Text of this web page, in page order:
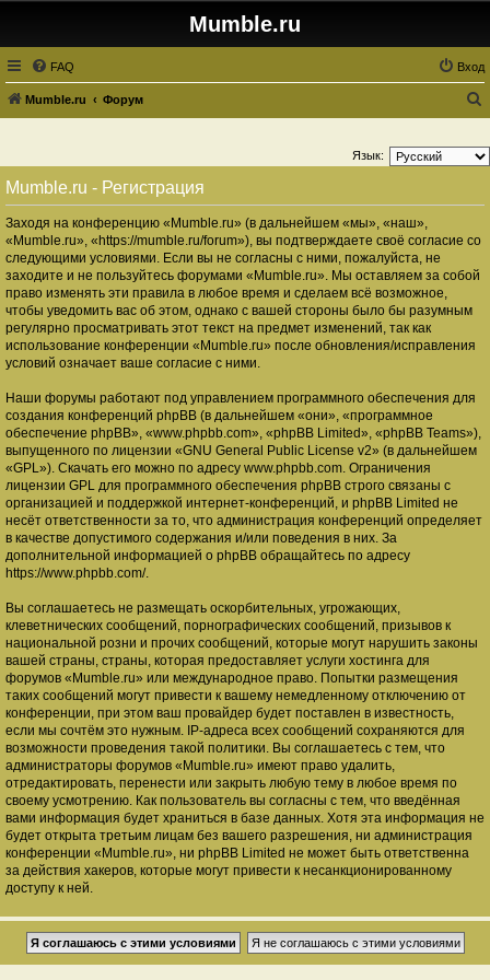
Mumble.ru
FAQ Вход
Mumble.ru Форум
и
к
Язык:
Mumble.ru - Регистрация
Заходя на конференцию «Mumble.ru» (в дальнейшем «мы», «наш»,
«Mumble.ru», «https://mumble.ru/forum»), вы подтверждаете своё согласие со
следующими условиями. Если вы не согласны с ними, пожалуйста, не
заходите и не пользуйтесь форумами «Mumble.ru». Мы оставляем за собой
право изменять эти правила в любое время и сделаем всё возможное,
чтобы уведомить вас об этом, однако с вашей стороны было бы разумным
регулярно просматривать этот текст на предмет изменений, так как
использование конференции «Mumble.ru» после обновления/исправления
условий означает ваше согласие с ними.
Наши форумы работают под управлением программного обеспечения для
создания конференций phpBB (в дальнейшем «они», «программное
обеспечение phpBB», «www.phpbb.com», «phpBB Limited», «phpBB Teams»),
выпущенного по лицензии «GNU General Public License v2» (в дальнейшем
«GPL»). Скачать его можно по адресу www.phpbb.com. Ограничения
лицензии GPL для программного обеспечения phpBB строго связаны с
организацией и поддержкой интернет-конференций, и phpBB Limited не
несёт ответственности за то, что администрация конференций определяет
в качестве допустимого содержания и/или поведения в них. За
дополнительной информацией о phpBB обращайтесь по адресу
https://www.phpbb.com/.
Вы соглашаетесь не размещать оскорбительных, угрожающих,
клеветнических сообщений, порнографических сообщений, призывов к
национальной розни и прочих сообщений, которые могут нарушить законы
вашей страны, страны, которая предоставляет услуги хостинга для
форумов «Mumble.ru» или международное право. Попытки размещения
таких сообщений могут привести к вашему немедленному отключению от
конференции, при этом ваш провайдер будет поставлен в известность,
если мы сочтём это нужным. IP-адреса всех сообщений сохраняются для
возможности проведения такой политики. Вы соглашаетесь с тем, что
администраторы форумов «Mumble.ru» имеют право удалить,
отредактировать, перенести или закрыть любую тему в любое время по
своему усмотрению. Как пользователь вы согласны с тем, что введённая
вами информация будет храниться в базе данных. Хотя эта информация не
будет открыта третьим лицам без вашего разрешения, ни администрация
конференции «Mumble.ru», ни phpBB Limited не может быть ответственна
за действия хакеров, которые могут привести к несанкционированному
доступу к ней.